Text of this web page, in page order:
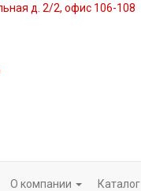
д. 2/2, офис 106-108
О компании Каталог